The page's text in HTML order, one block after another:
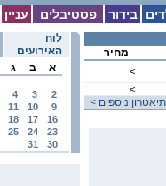
עניין פסטיבלים בידור
לוח
האירועים
א
ב ג
2
3
4
9
10
11
16
17
18
23
24
25
30
31
מחיר
<
<
תיאטרון נוספים